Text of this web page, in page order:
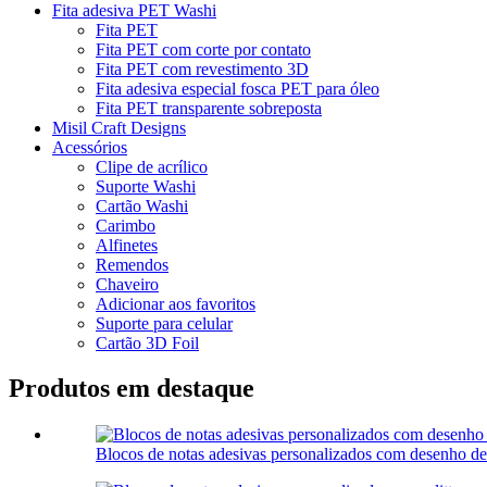
Fita adesiva PET Washi
Fita PET
Fita PET com corte por contato
Fita PET com revestimento 3D
Fita adesiva especial fosca PET para óleo
Fita PET transparente sobreposta
Misil Craft Designs
Acessórios
Clipe de acrílico
Suporte Washi
Cartão Washi
Carimbo
Alfinetes
Remendos
Chaveiro
Adicionar aos favoritos
Suporte para celular
Cartão 3D Foil
Produtos em destaque
Blocos de notas adesivas personalizados com desenho